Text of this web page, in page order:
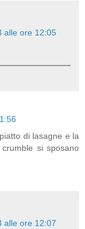
alle ore 12:05
di lasagne e la
si sposano
alle ore 12:07